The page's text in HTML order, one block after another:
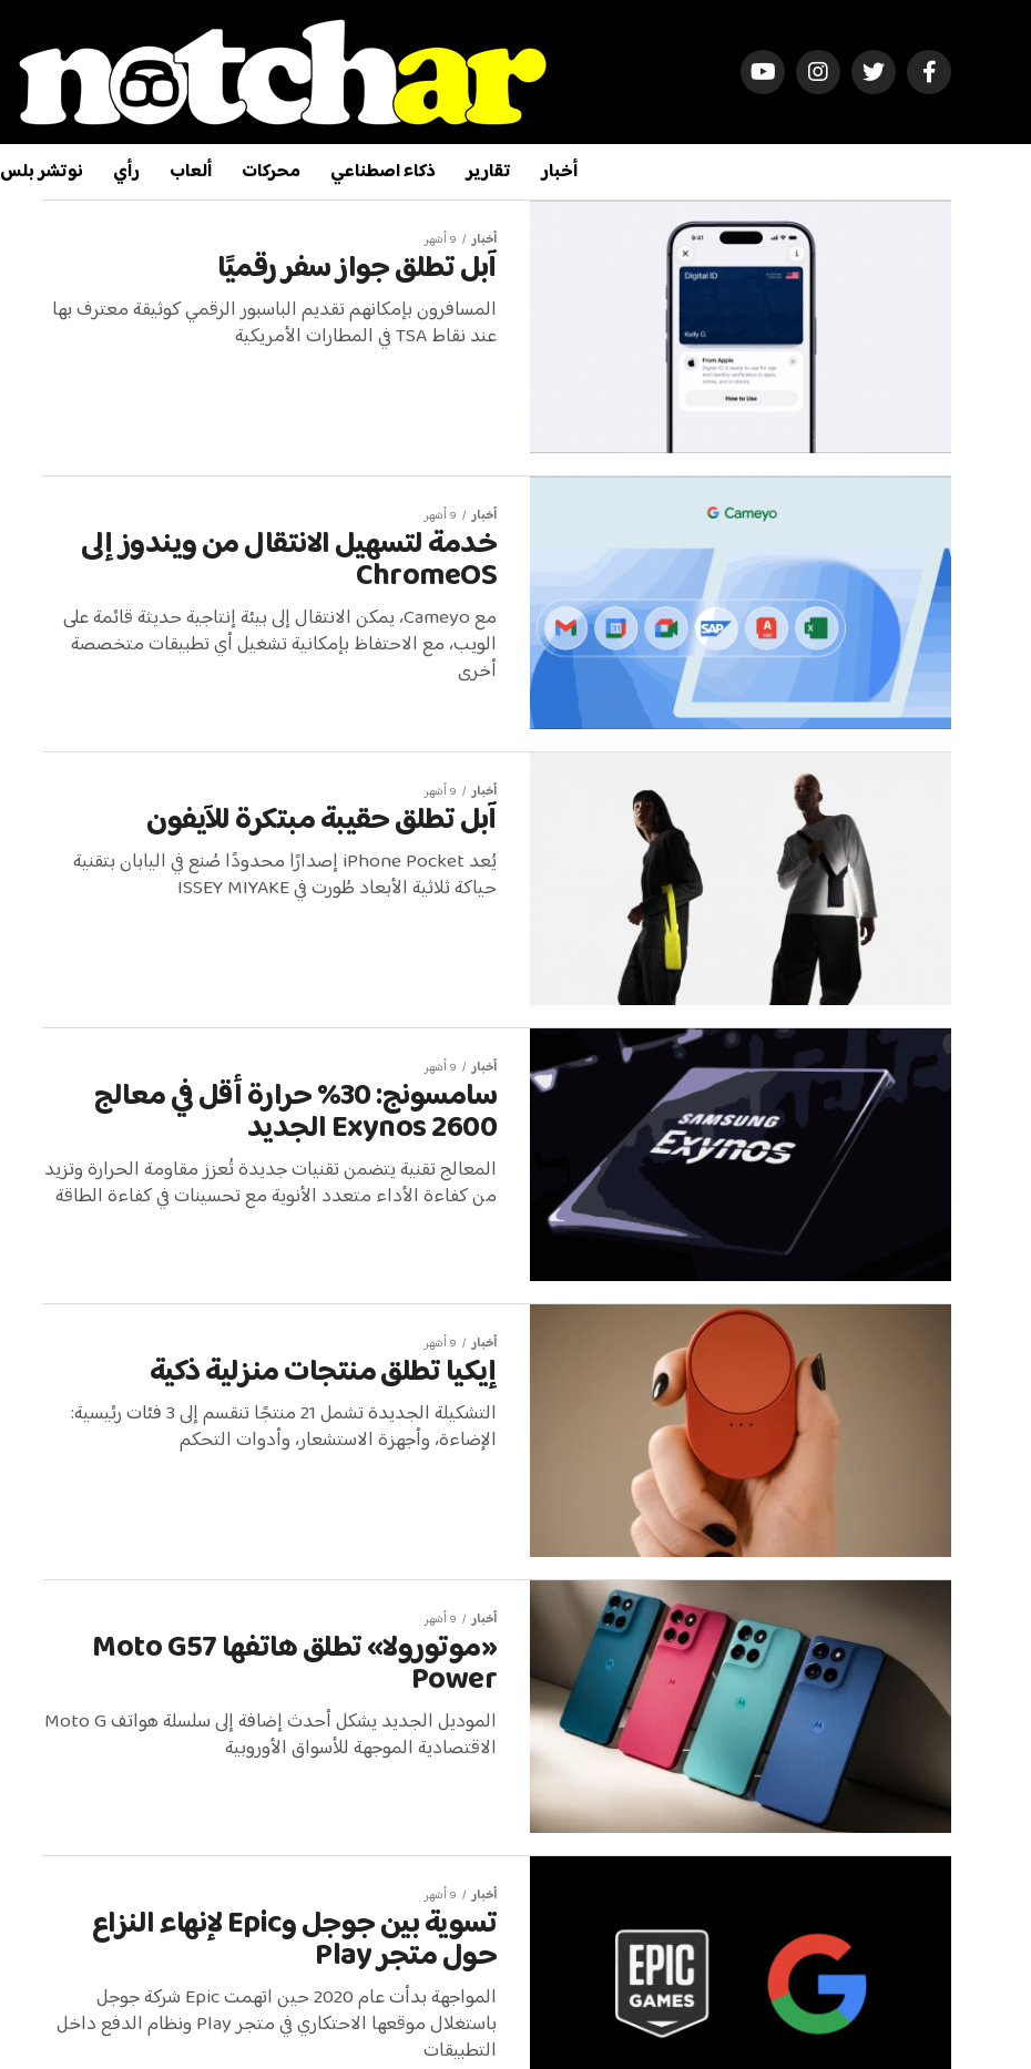
أخبار تقارير ذكاء اصطناعي محركات ألعاب رأي نوتشر بلس
أخبار 9 أشهر
آبل تطلق جواز سفر رقميًا
المسافرون بإمكانهم تقديم الباسبور الرقمي كوثيقة معترف بها
عند نقاط TSA في المطارات الأمريكية
أخبار 9 أشهر
خدمة لتسهيل الانتقال من ويندوز إلى
ChromeOS
مع Cameyo، يمكن الانتقال إلى بيئة إنتاجية حديثة قائمة على
الويب، مع الاحتفاظ بإمكانية تشغيل أي تطبيقات متخصصة
أخرى
أخبار 9 أشهر
آبل تطلق حقيبة مبتكرة للآيفون
يُعد iPhone Pocket إصدارًا محدودًا صُنع في اليابان بتقنية
حياكة ثلاثية الأبعاد طُورت في ISSEY MIYAKE
أخبار 9 أشهر
سامسونج: 30% حرارة أقل في معالج
Exynos 2600 الجديد
المعالج تقنية يتضمن تقنيات جديدة تُعزز مقاومة الحرارة وتزيد
من كفاءة الأداء متعدد الأنوية مع تحسينات في كفاءة الطاقة
أخبار 9 أشهر
إيكيا تطلق منتجات منزلية ذكية
التشكيلة الجديدة تشمل 21 منتجًا تنقسم إلى 3 فئات رئيسية:
الإضاءة، وأجهزة الاستشعار، وأدوات التحكم
أخبار 9 أشهر
«موتورولا» تطلق هاتفها Moto G57
Power
الموديل الجديد يشكل أحدث إضافة إلى سلسلة هواتف Moto G
الاقتصادية الموجهة للأسواق الأوروبية
أخبار 9 أشهر
تسوية بين جوجل وEpic لإنهاء النزاع
حول متجر Play
المواجهة بدأت عام 2020 حين اتهمت Epic شركة جوجل
باستغلال موقعها الاحتكاري في متجر Play ونظام الدفع داخل
التطبيقات